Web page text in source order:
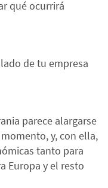
qué ocurrirá
de tu empresa
parece alargarse
y, con ella,
tanto para
Europa y el resto